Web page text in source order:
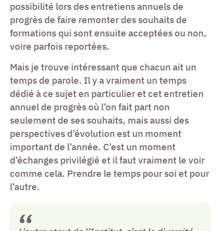
possibilité lors des entretiens annuels de
progrès de faire remonter des souhaits de
formations qui sont ensuite acceptées ou non,
voire parfois reportées.
Mais je trouve intéressant que chacun ait un
temps de parole. Il y a vraiment un temps
dédié à ce sujet en particulier et cet entretien
annuel de progrès où l’on fait part non
seulement de ses souhaits, mais aussi des
perspectives d’évolution est un moment
important de l’année. C’est un moment
d’échanges privilégié et il faut vraiment le voir
comme cela. Prendre le temps pour soi et pour
l’autre.